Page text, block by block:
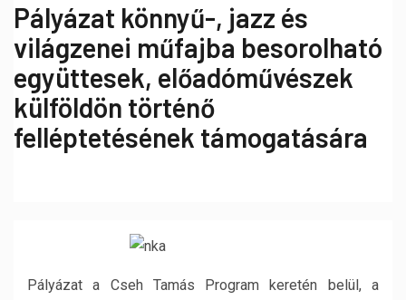
Pályázat könnyű-, jazz és
világzenei műfajba besorolható
együttesek, előadóművészek
külföldön történő
felléptetésének támogatására
Pályázat a Cseh Tamás Program keretén belül, a